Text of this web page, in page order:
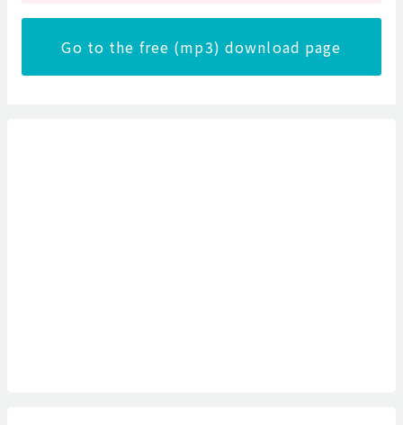
Go to the free (mp3) download page